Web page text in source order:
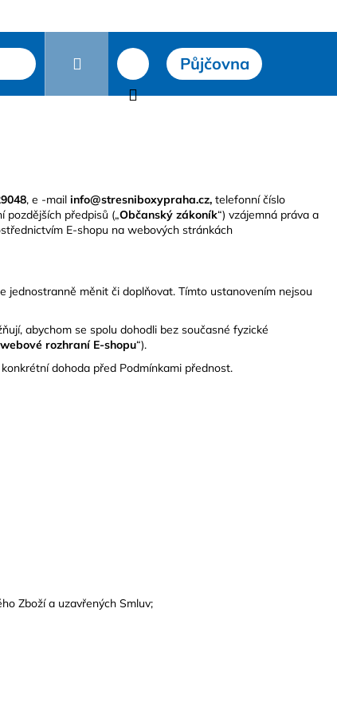
Přihlášení
Nákupní
Půjčovna
, e -mail info@stresniboxypraha.cz, telefonní číslo
pozdějších předpisů („Občanský zákoník“) vzájemná práva a
E-shopu na webových stránkách
jednostranně měnit či doplňovat. Tímto ustanovením nejsou
abychom se spolu dohodli bez současné fyzické
webové rozhraní E-shopu“).
dohoda před Podmínkami přednost.
Zboží a uzavřených Smluv;
NA TAŽNÉ L VČ.